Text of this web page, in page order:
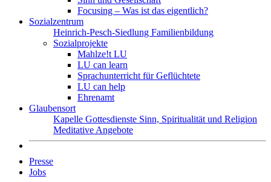
Focusing – Was ist das eigentlich?
Sozialzentrum
Heinrich-Pesch-Siedlung Familienbildung
Sozialprojekte
Mahlze!t LU
LU can learn
Sprachunterricht für Geflüchtete
LU can help
Ehrenamt
Glaubensort
Kapelle Gottesdienste Sinn, Spiritualität und Religion
Meditative Angebote
Presse
Jobs